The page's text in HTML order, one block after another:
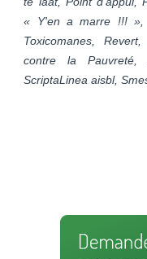
« Y'en a marre !!! »,
Toxicomanes,
contre la Pauvreté,
ScriptaLinea aisbl,